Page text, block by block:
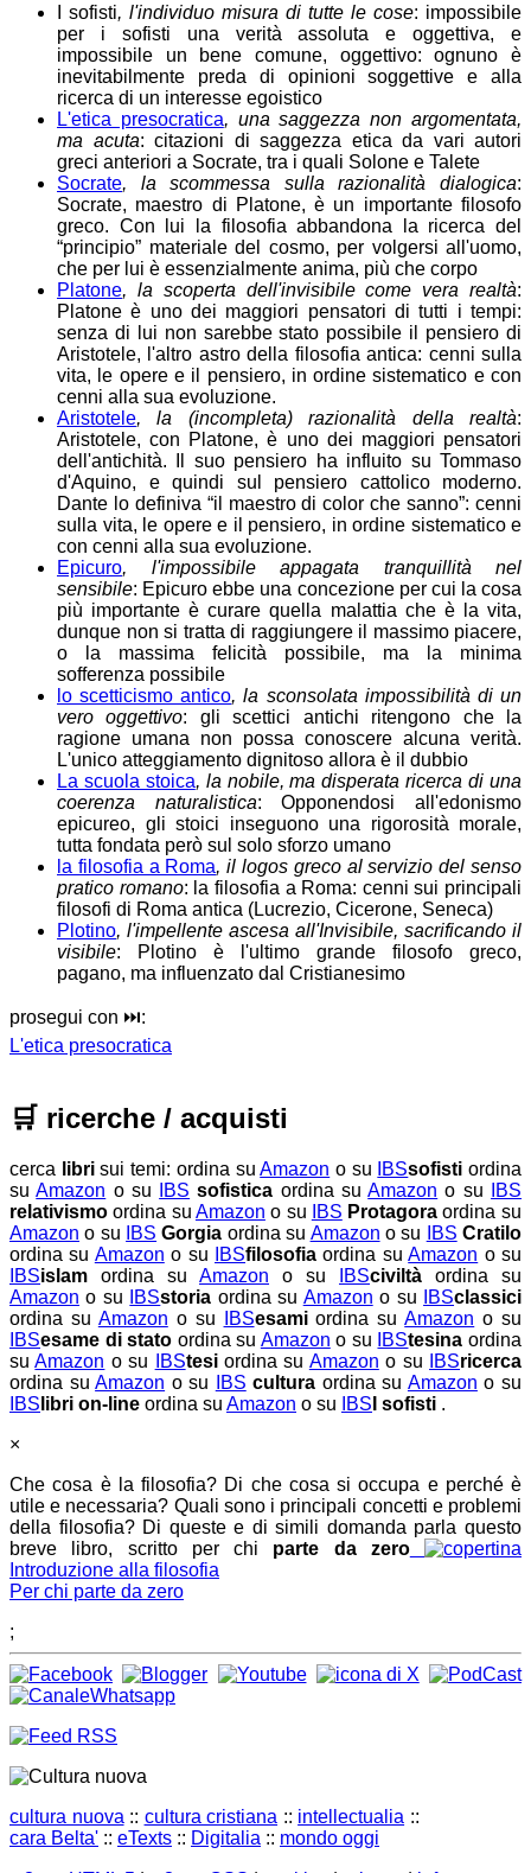
I sofisti, l'individuo misura di tutte le cose: impossibile
per i sofisti una verità assoluta e oggettiva, e
impossibile un bene comune, oggettivo: ognuno è
inevitabilmente preda di opinioni soggettive e alla
ricerca di un interesse egoistico
L'etica presocratica, una saggezza non argomentata,
ma acuta: citazioni di saggezza etica da vari autori
greci anteriori a Socrate, tra i quali Solone e Talete
Socrate, la scommessa sulla razionalità dialogica:
Socrate, maestro di Platone, è un importante filosofo
greco. Con lui la filosofia abbandona la ricerca del
“principio” materiale del cosmo, per volgersi all'uomo,
che per lui è essenzialmente anima, più che corpo
Platone, la scoperta dell'invisibile come vera realtà:
Platone è uno dei maggiori pensatori di tutti i tempi:
senza di lui non sarebbe stato possibile il pensiero di
Aristotele, l'altro astro della filosofia antica: cenni sulla
vita, le opere e il pensiero, in ordine sistematico e con
cenni alla sua evoluzione.
Aristotele, la (incompleta) razionalità della realtà:
Aristotele, con Platone, è uno dei maggiori pensatori
dell'antichità. Il suo pensiero ha influito su Tommaso
d'Aquino, e quindi sul pensiero cattolico moderno.
Dante lo definiva “il maestro di color che sanno”: cenni
sulla vita, le opere e il pensiero, in ordine sistematico e
con cenni alla sua evoluzione.
Epicuro, l'impossibile appagata tranquillità nel
sensibile: Epicuro ebbe una concezione per cui la cosa
più importante è curare quella malattia che è la vita,
dunque non si tratta di raggiungere il massimo piacere,
o la massima felicità possibile, ma la minima
sofferenza possibile
lo scetticismo antico, la sconsolata impossibilità di un
vero oggettivo: gli scettici antichi ritengono che la
ragione umana non possa conoscere alcuna verità.
L'unico atteggiamento dignitoso allora è il dubbio
La scuola stoica, la nobile, ma disperata ricerca di una
coerenza naturalistica: Opponendosi all'edonismo
epicureo, gli stoici inseguono una rigorosità morale,
tutta fondata però sul solo sforzo umano
la filosofia a Roma, il logos greco al servizio del senso
pratico romano: la filosofia a Roma: cenni sui principali
filosofi di Roma antica (Lucrezio, Cicerone, Seneca)
Plotino, l'impellente ascesa all'Invisibile, sacrificando il
visibile: Plotino è l'ultimo grande filosofo greco,
pagano, ma influenzato dal Cristianesimo
prosegui con ⏭️:
L'etica presocratica
🛒 ricerche / acquisti
cerca librisui temi: ordina suAmazon o su IBSsofisti ordina
suAmazon o su IBS sofistica ordina suAmazon o su
IBS
relativismo ordina su Amazon o su IBS Protagora ordina su
Amazon o su IBS Gorgia ordina su Amazon o su IBS Cratilo
ordina su Amazon o su IBSfilosofia ordina suAmazon o su
IBSislam ordina su Amazon o su IBSciviltà
ordina su
Amazon o su IBSstoria ordina su Amazon o su IBSclassici
ordina su Amazon o su IBSesami ordina suAmazon o su
IBSesame di stato ordina su Amazon o su IBStesina ordina
suAmazon o su IBStesi ordina su Amazon o su IBSricerca
ordina suAmazon o su IBS cultura ordina su Amazon o su
IBS libri on-line ordina su Amazon o su IBS I sofisti .
×
Che cosa è la filosofia? Di che cosa si occupa e perché è
utile e necessaria? Quali sono i principali concetti e problemi
della filosofia? Di queste e di simili domanda parla questo
breve libro, scritto per chi parte da zero
Introduzione alla filosofia
Per chi parte da zero
;
cultura nuova :: cultura cristiana :: intellectualia ::
cara Belta' :: eTexts :: Digitalia :: mondo oggi